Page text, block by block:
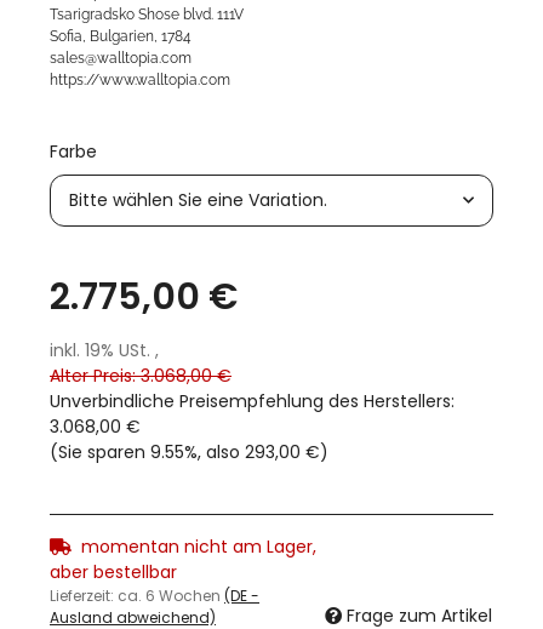
Tsarigradsko Shose blvd. 111V
Sofia, Bulgarien, 1784
sales@walltopia.com
https://www.walltopia.com
Farbe
Bitte wählen Sie eine Variation.
2.775,00 €
inkl. 19% USt. ,
Alter Preis: 3.068,00 €
Unverbindliche Preisempfehlung des Herstellers:
3.068,00 €
(Sie sparen 9.55%, also 293,00 €)
momentan nicht am Lager,
aber bestellbar
Lieferzeit: ca. 6 Wochen (DE -
Ausland abweichend)
Frage zum Artikel